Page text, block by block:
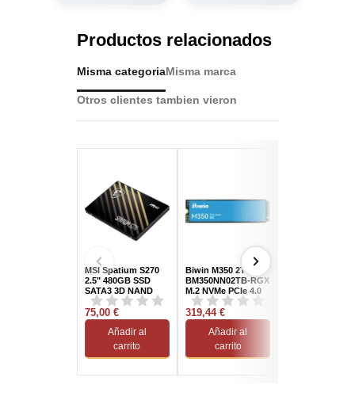
Productos relacionados
Misma categoriaMisma marca
Otros clientes tambien vieron
MSI Spatium S270
2.5" 480GB SSD
SATA3 3D NAND
75,00 €
Añadir al
carrito
Biwin M350 2TB
BM350NN02TB-RGX
M.2 NVMe PCIe 4.0
5200 MB/s de Alto
Rendimiento
319,44 €
Añadir al
carrito